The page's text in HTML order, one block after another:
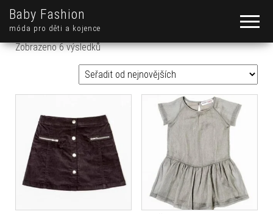
Baby Fashion
móda pro děti a kojence
Zobrazeno 6 výsledkůSeřazeno od nejnovějších